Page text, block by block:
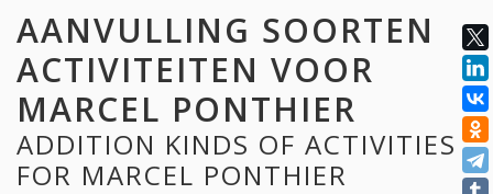
AANVULLING SOORTEN
ACTIVITEITEN VOOR
MARCEL PONTHIER
ADDITION KINDS OF ACTIVITIES
FOR MARCEL PONTHIER